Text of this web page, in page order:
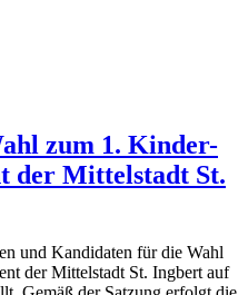
zum 1. Kinder-
der Mittelstadt St.
und Kandidaten für die Wahl
der Mittelstadt St. Ingbert auf